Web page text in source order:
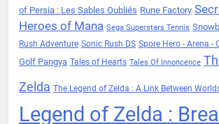
of Persia : Les Sables Oubliés Rune Factory
Heroes of Mana Sega Superstars Tennis
Rush Adventure Sonic Rush DS Spore Hero - Arena -
Golf Pangya Tales of Hearts Tales Of Innoncence
Zelda The Legend of Zelda : A Link Between
Legend of Zelda :